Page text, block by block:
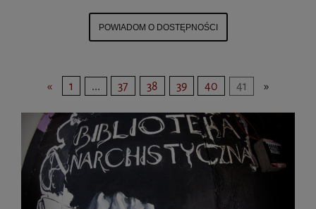
POWIADOM O DOSTĘPNOŚCI
« 1 ... 37 38 39 40 41 »